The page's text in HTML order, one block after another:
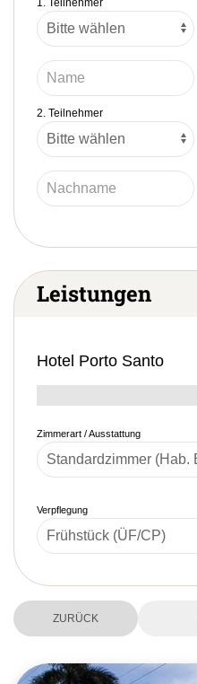
1. Teilnehmer
2. Teilnehmer
Leistungen
Hotel Porto Santo
Zimmerart / Ausstattung
Verpflegung
ZURÜCK